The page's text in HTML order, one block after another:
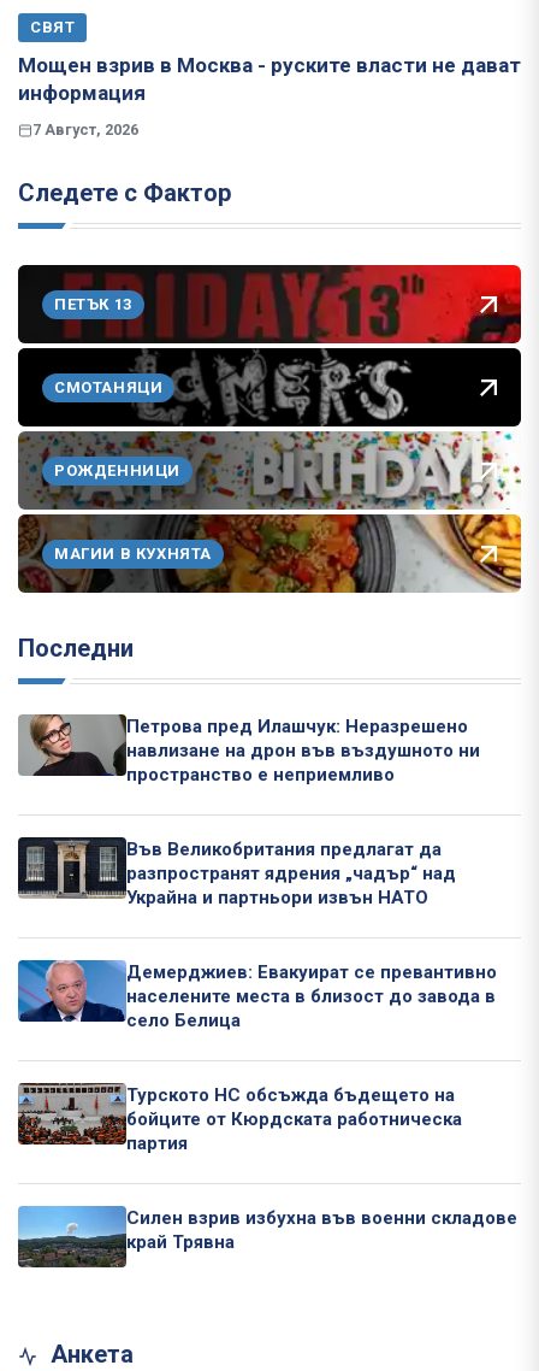
СВЯТ
Мощен взрив в Москва - руските власти не дават
информация
7 Август, 2026
Следете с Фактор
ПЕТЪК 13
СМОТАНЯЦИ
РОЖДЕННИЦИ
МАГИИ В КУХНЯТА
Последни
Петрова пред Илашчук: Неразрешено
навлизане на дрон във въздушното ни
пространство е неприемливо
Във Великобритания предлагат да
разпространят ядрения „чадър“ над
Украйна и партньори извън НАТО
Демерджиев: Евакуират се превантивно
населените места в близост до завода в
село Белица
Турското НС обсъжда бъдещето на
бойците от Кюрдската работническа
партия
Силен взрив избухна във военни складове
край Трявна
Анкета